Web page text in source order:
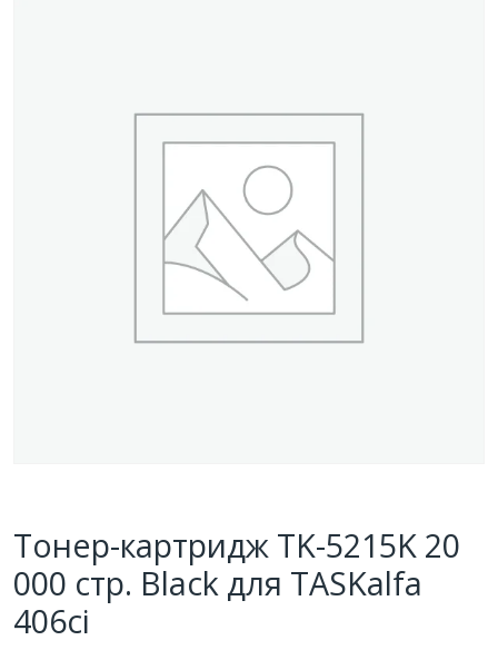
Тонер-картридж TK-5215K 20
000 стр. Black для TASKalfa
406ci